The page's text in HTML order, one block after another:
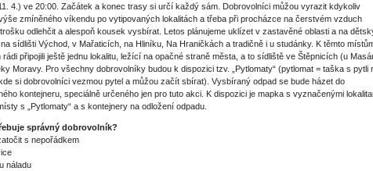
4.) ve 20:00. Začátek a konec trasy si určí každý sám. Dobrovolníci můžou vyrazit kdykoliv
zmíněného víkendu po vytipovaných lokalitách a třeba při procházce na čerstvém vzduch
odlehčit a alespoň kousek vysbírat. Letos plánujeme uklízet v zastavěné oblasti a na
sídlišti Východ, v Mařaticích, na Hliníku, Na Hraničkách a tradičně i u studánky. K těmto
rádi připojili ještě jednu lokalitu, ležící na opačné straně města, a to sídliště ve Štěpnicích (u
Moravy. Pro všechny dobrovolníky budou k dispozici tzv. „Pytlomaty“ (pytlomat = taška s pytli
si dobrovolníci vezmou pytel a můžou začít sbírat). Vysbíraný odpad se bude házet do
kontejneru, speciálně určeného jen pro tuto akci. K dispozici je mapka s vyznačenými
s „Pytlomaty“ a s kontejnery na odložení odpadu.
správný dobrovolník?
s nepořádkem
náladu